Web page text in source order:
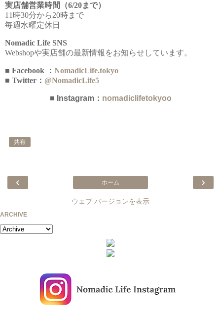
実店舗営業時間（6/20まで）
11時30分から20時まで
毎週水曜定休日
Nomadic Life SNS
Webshopや実店舗の最新情報をお知らせしています。
■ Facebook ： NomadicLife.tokyo
■ Twitter： @NomadicLife5
■ Instagram： nomadiclifetokyoo
共有
‹ ›
ホーム
ウェブ バージョンを表示
ARCHIVE